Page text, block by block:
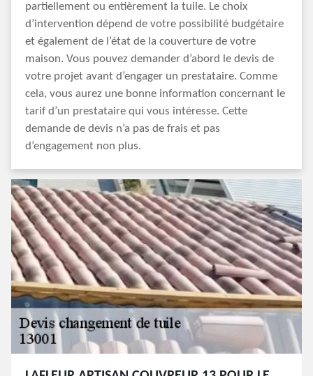
partiellement ou entièrement la tuile. Le choix
d’intervention dépend de votre possibilité budgétaire
et également de l’état de la couverture de votre
maison. Vous pouvez demander d’abord le devis de
votre projet avant d’engager un prestataire. Comme
cela, vous aurez une bonne information concernant le
tarif d’un prestataire qui vous intéresse. Cette
demande de devis n’a pas de frais et pas
d’engagement non plus.